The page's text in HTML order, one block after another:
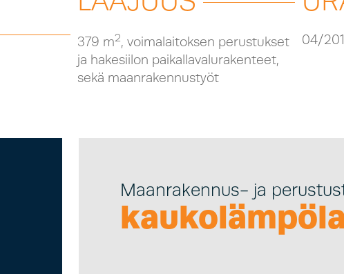
379 m2, voimalaitoksen perustukset
ja hakesiilon paikallavalurakenteet,
sekä maanrakennustyöt
04/
Maanrakennus- ja